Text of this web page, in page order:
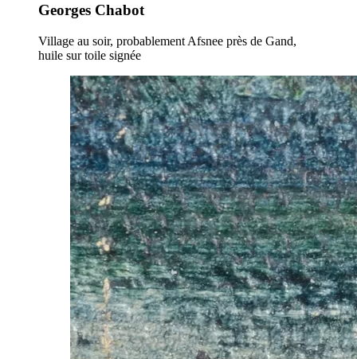
Georges Chabot
Village au soir, probablement Afsnee près de Gand,
huile sur toile signée